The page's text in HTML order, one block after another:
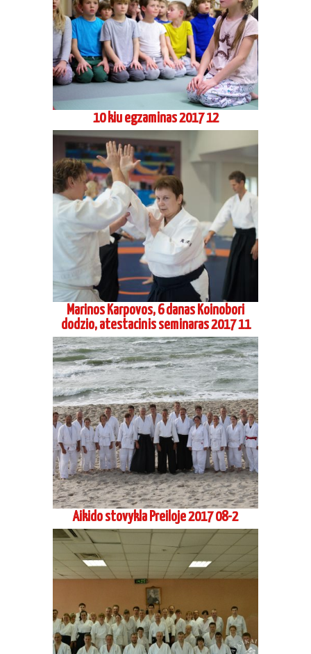
10 kiu egzaminas 2017 12
Marinos Karpovos, 6 danas Koinobori
dodzio, atestacinis seminaras 2017 11
Aikido stovykla Preiloje 2017 08-2